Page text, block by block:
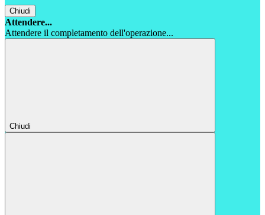
Chiudi
Attendere...
Attendere il completamento dell'operazione...
Chiudi